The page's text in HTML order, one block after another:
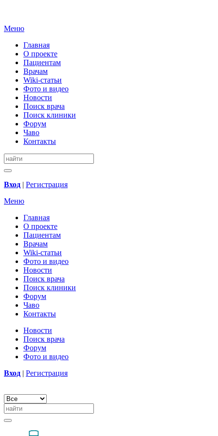
Меню
Главная
О проекте
Пациентам
Врачам
Wiki-статьи
Фото и видео
Новости
Поиск врача
Поиск клиники
Форум
Чаво
Контакты
Вход | Регистрация
Меню
Главная
О проекте
Пациентам
Врачам
Wiki-статьи
Фото и видео
Новости
Поиск врача
Поиск клиники
Форум
Чаво
Контакты
Новости
Поиск врача
Форум
Фото и видео
Вход | Регистрация